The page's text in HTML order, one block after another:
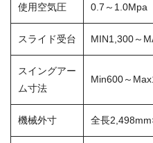
使用空気圧 0.7～1.0Mpa
スライド受台 MIN1,300～
スイングアー
ム寸法
Min600～
機械外寸 全長